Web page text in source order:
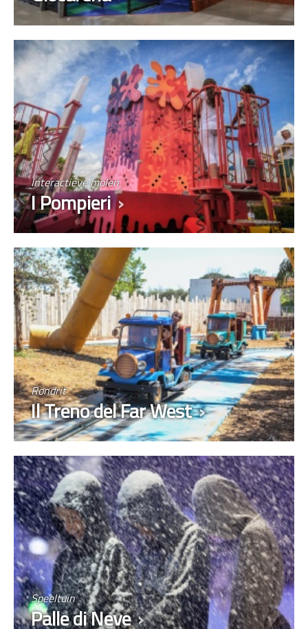
Interactieve molen
I Pompieri
Rondrit
Il Treno del Far West
Speeltuin
Palle di Neve